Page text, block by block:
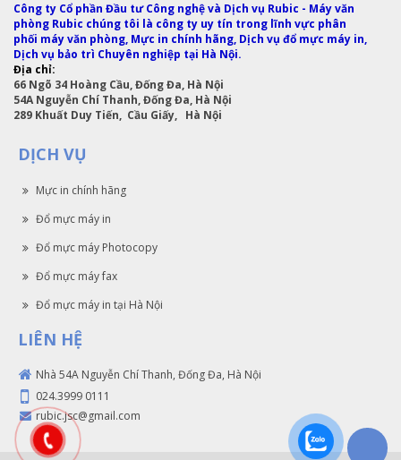
Công ty Cổ phần Đầu tư Công nghệ và Dịch vụ Rubic - Máy văn
phòng Rubic chúng tôi là công ty uy tín trong lĩnh vực phân
phối máy văn phòng, Mực in chính hãng, Dịch vụ đổ mực máy in,
Dịch vụ bảo trì Chuyên nghiệp tại Hà Nội.
Địa chỉ:
66 Ngõ 34 Hoàng Cầu, Đống Đa, Hà Nội
54A Nguyễn Chí Thanh, Đống Đa, Hà Nội
289 Khuất Duy Tiến, Cầu Giấy, Hà Nội
DỊCH VỤ
Mực in chính hãng
Đổ mực máy in
Đổ mực máy Photocopy
Đổ mực máy fax
Đổ mực máy in tại Hà Nội
LIÊN HỆ
Nhà 54A Nguyễn Chí Thanh, Đống Đa, Hà Nội
024.3999 0111
rubic.jsc@gmail.com